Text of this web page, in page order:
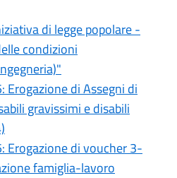
di legge popolare -
condizioni
Erogazione di Assegni di
gravissimi e disabili
Erogazione di voucher 3-
famiglia-lavoro